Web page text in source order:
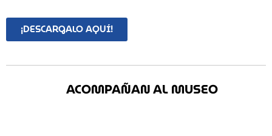
¡DESCARGALO AQUÍ!
ACOMPAÑAN AL MUSEO